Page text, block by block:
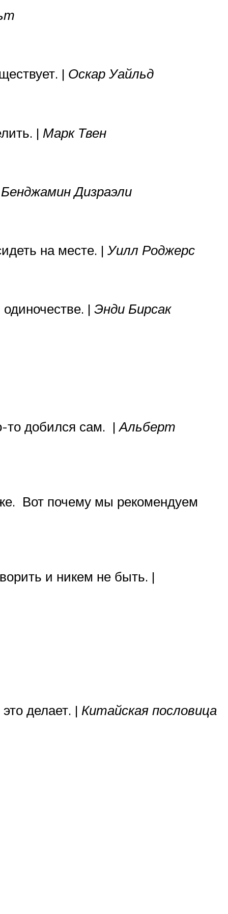
| Оскар Уайльд
| Марк Твен
Бенджамин Дизраэли
на месте. | Уилл Роджерс
| Энди Бирсак
то добился сам. |Альберт
Вот почему мы рекомендуем
и никем не быть. |
делает. | Китайская пословица